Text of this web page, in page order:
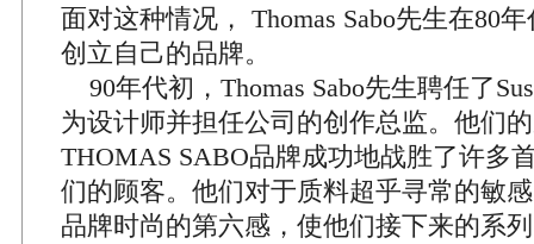
面对这种情况， Thomas Sabo先生在80
创立自己的品牌。
90年代初，Thomas Sabo先生聘任了
为设计师并担任公司的创作总监。他们
THOMAS SABO品牌成功地战胜了许多
们的顾客。他们对于质料超乎寻常的敏
品牌时尚的第六感，使他们接下来的系